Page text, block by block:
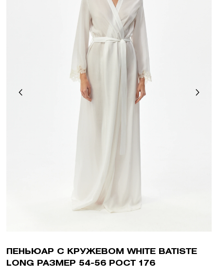
ПЕНЬЮАР С КРУЖЕВОМ WHITE BATISTE
LONG РАЗМЕР 54-56 РОСТ 176